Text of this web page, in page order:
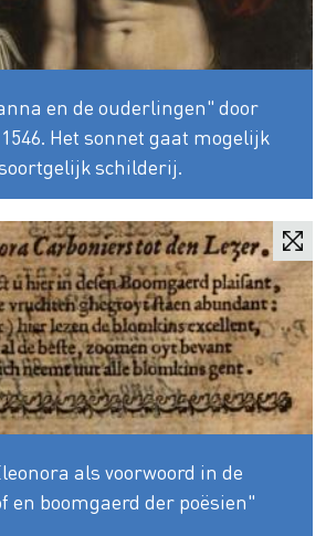
en de ouderlingen" door
Het sonnet gaat mogelijk
schilderij.
als voorwoord in de
en boomgaerd der poësien"